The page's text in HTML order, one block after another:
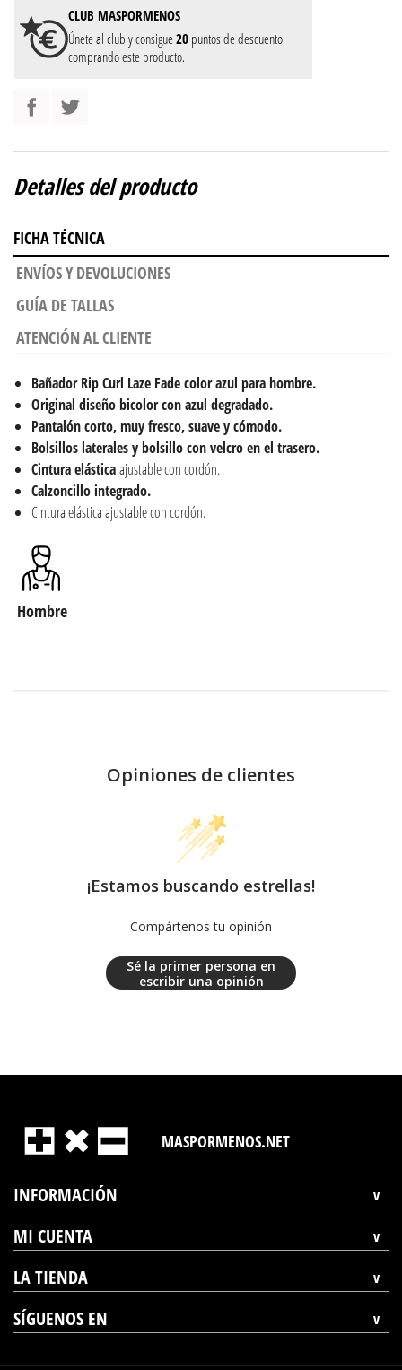
CLUB MASPORMENOS
Únete al club y consigue20 puntos de descuento
comprando este producto.
Detalles del producto
FICHA TÉCNICA
ENVÍOS Y DEVOLUCIONES
GUÍA DE TALLAS
ATENCIÓN AL CLIENTE
BañadorRip Curl Laze Fade color azul para hombre.
Original diseño bicolor con azul degradado.
Pantalón corto, muy fresco, suave y cómodo.
Bolsillos laterales y bolsillo con velcro en el trasero.
Cintura elásticaajustable con cordón.
Calzoncillo integrado.
Cintura elástica ajustable con cordón.
Hombre
Opiniones de clientes
¡Estamos buscando estrellas!
Compártenos tu opinión
Sé la primer persona en
escribir una opinión
MASPORMENOS.NET
INFORMACIÓN
MI CUENTA
LA TIENDA
SÍGUENOS EN